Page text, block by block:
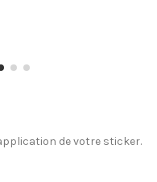
de votre sticker.